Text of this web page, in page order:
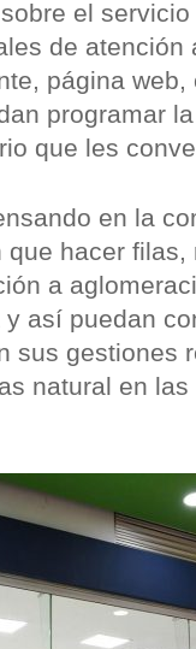
el
de atención
página
programar
que les
en la
hacer
a
así puedan
sus gestiones
natural en